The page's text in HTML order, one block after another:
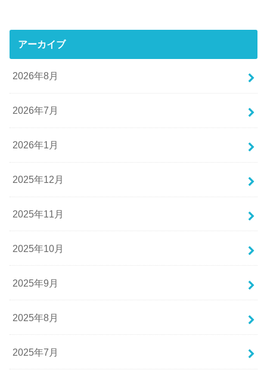
アーカイブ
2026年8月
2026年7月
2026年1月
2025年12月
2025年11月
2025年10月
2025年9月
2025年8月
2025年7月